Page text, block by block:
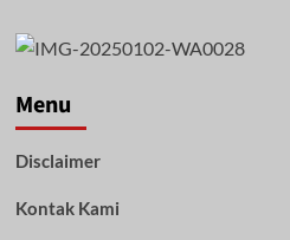
Kalsel
Serentak
Desa
Menu
Disclaimer
Kontak Kami